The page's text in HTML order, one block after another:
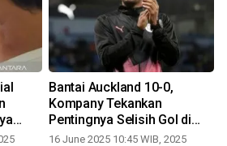
Bantai Auckland 10-0,
Kompany Tekankan
Pentingnya Selisih Gol di
Grup Berat
16 June 2025 10:45 WIB, 2025